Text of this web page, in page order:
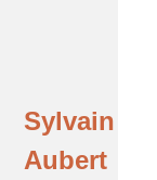
Sylvain
Aubert